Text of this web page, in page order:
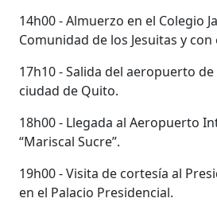
14h00 - Almuerzo en el Colegio
Comunidad de los Jesuitas y con
17h10 - Salida del aeropuerto
ciudad de Quito.
18h00 - Llegada al Aeropuerto
“Mariscal Sucre”.
19h00 - Visita de cortesía al
en el Palacio Presidencial.